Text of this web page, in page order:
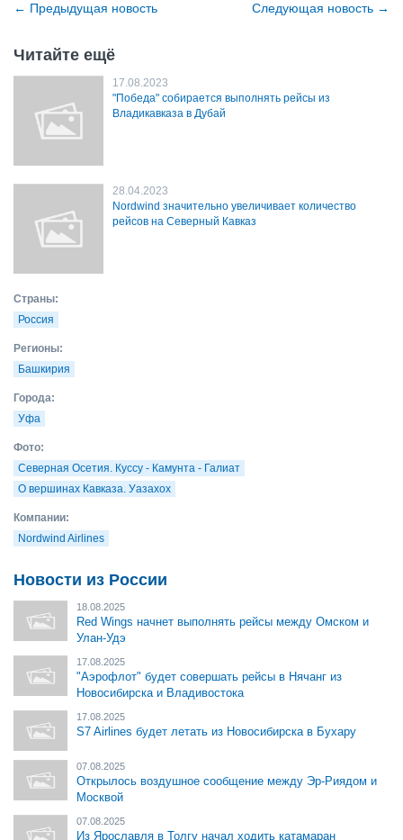
← Предыдущая новость Cледующая новость →
Читайте ещё
17.08.2023
"Победа" собирается выполнять рейсы из
Владикавказа в Дубай
28.04.2023
Nordwind значительно увеличивает количество
рейсов на Северный Кавказ
Страны:
Россия
Регионы:
Башкирия
Города:
Уфа
Фото:
Северная Осетия. Куссу - Камунта - Галиат
О вершинах Кавказа. Уазахох
Компании:
Nordwind Airlines
Новости из России
18.08.2025
Red Wings начнет выполнять рейсы между Омском и
Улан-Удэ
17.08.2025
"Аэрофлот" будет совершать рейсы в Нячанг из
Новосибирска и Владивостока
17.08.2025
S7 Airlines будет летать из Новосибирска в Бухару
07.08.2025
Открылось воздушное сообщение между Эр-Риядом и
Москвой
07.08.2025
Из Ярославля в Толгу начал ходить катамаран